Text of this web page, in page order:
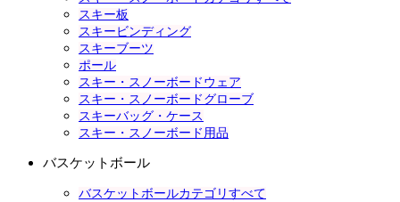
スキー板
スキービンディング
スキーブーツ
ポール
スキー・スノーボードウェア
スキー・スノーボードグローブ
スキーバッグ・ケース
スキー・スノーボード用品
バスケットボール
バスケットボールカテゴリすべて